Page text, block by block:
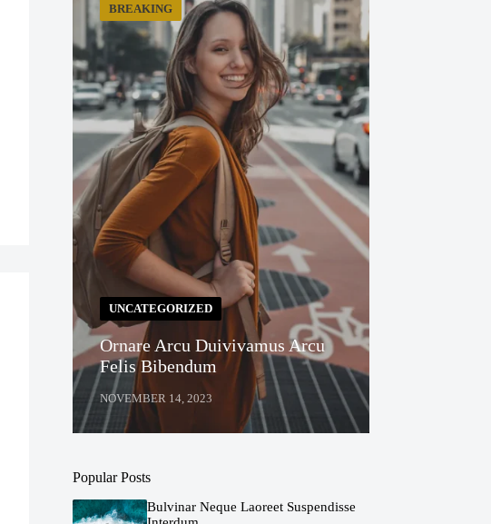
BREAKING
UNCATEGORIZED
Ornare Arcu Duivivamus Arcu
Felis Bibendum
NOVEMBER 14, 2023
Popular Posts
Bulvinar Neque Laoreet Suspendisse